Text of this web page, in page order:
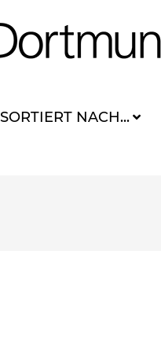
SORTIERT NACH...